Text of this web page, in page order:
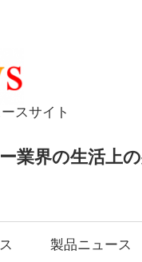
スサイト
業界の生活上
製品ニュース